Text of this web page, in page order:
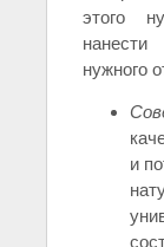
этого
нужного
и